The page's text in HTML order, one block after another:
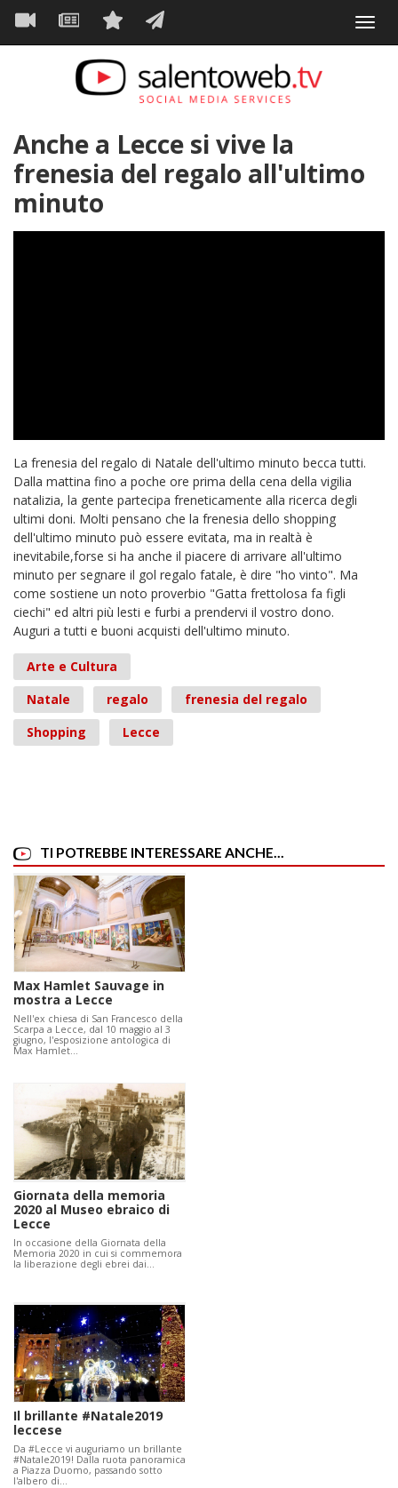
Salta
contenuto
Navigazione
principale
Anche a Lecce si vive la
frenesia del regalo all'ultimo
minuto
La frenesia del regalo di Natale dell'ultimo minuto becca tutti.
Dalla mattina fino a poche ore prima della cena della vigilia
natalizia, la gente partecipa freneticamente alla ricerca degli
ultimi doni. Molti pensano che la frenesia dello shopping
dell'ultimo minuto può essere evitata, ma in realtà è
inevitabile,forse si ha anche il piacere di arrivare all'ultimo
minuto per segnare il gol regalo fatale, è dire "ho vinto". Ma
come sostiene un noto proverbio "Gatta frettolosa fa figli
ciechi" ed altri più lesti e furbi a prendervi il vostro dono.
Auguri a tutti e buoni acquisti dell'ultimo minuto.
Arte e Cultura
Natale
regalo
frenesia del regalo
Shopping
Lecce
TI POTREBBE INTERESSARE ANCHE...
Max Hamlet Sauvage in
mostra a Lecce
Nell'ex chiesa di San Francesco della
Scarpa a Lecce, dal 10 maggio al 3
giugno, l'esposizione antologica di
Max Hamlet…
Giornata della memoria
2020 al Museo ebraico di
Lecce
In occasione della Giornata della
Memoria 2020 in cui si commemora
la liberazione degli ebrei dai…
Il brillante #Natale2019
leccese
Da #Lecce vi auguriamo un brillante
#Natale2019! Dalla ruota panoramica
a Piazza Duomo, passando sotto
l'albero di…